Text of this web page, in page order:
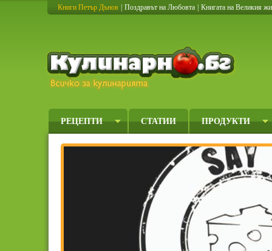
Книги Петър Дънов Поздравът на Любовта Книгата на Великия
РЕЦЕПТИ СТАТИИ ПРОДУКТИ